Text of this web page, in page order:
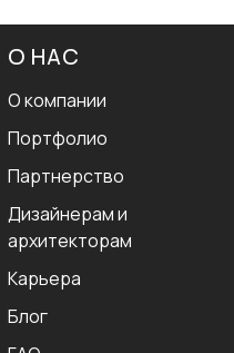
О НАС
О компании
Портфолио
Партнерство
Дизайнерам и
архитекторам
Карьера
Блог